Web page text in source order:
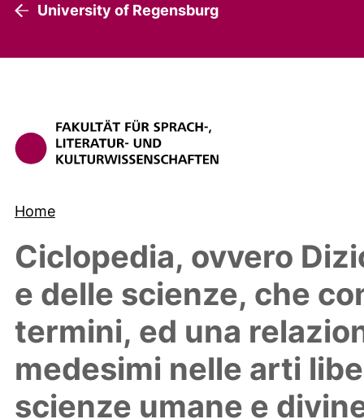
University of Regensburg
Home
Ciclopedia, ovvero
e delle scienze, che
termini, ed una
medesimi nelle arti
scienze umane e